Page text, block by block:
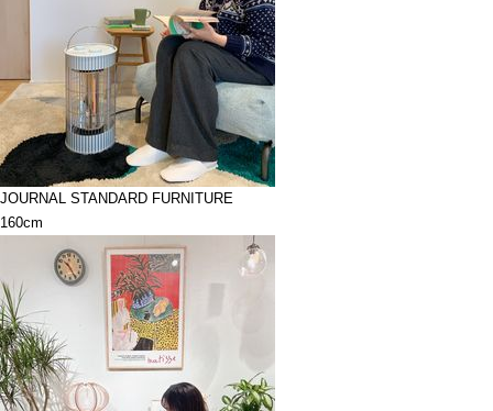
JOURNAL STANDARD FURNITURE
160cm